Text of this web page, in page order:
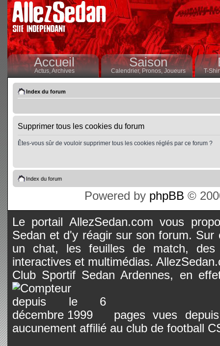
Accueil
Actus,Archives
Saison
Calendrier,Pronos, Joueurs T-
Index du forum
Supprimer tous les cookies du forum
Êtes-vous sûr de vouloir supprimer tous les cookies réglés par ce forum ?
Index du forum
Powered by phpBB ©
Le portail AllezSedan.com vous
Sedan et d'y réagir sur son forum.
un chat, les feuilles de match, des
interactives et multimédias.
Club Sportif Sedan Ardennes, en
pages vues
aucunement affilié au club de football